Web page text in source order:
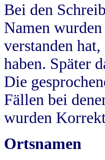
Bei den
Namen
verstanden
haben. Später
Die
Fällen bei
wurden
Ortsnamen